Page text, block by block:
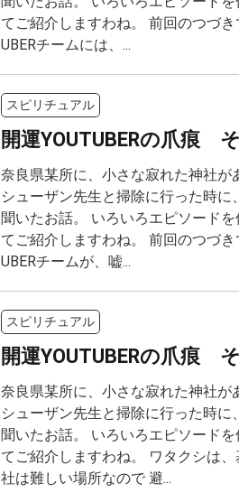
てご紹介しますわね。 前回のつづき
UBERチームには、...
スピリチュアル
開運YOUTUBERの爪痕
奈良県某所に、小さな寂れた神社が
シューザン先生と掃除に行った時に
聞いたお話。 いろいろエピソード
てご紹介しますわね。 前回のつづき
UBERチームが、嘘...
スピリチュアル
開運YOUTUBERの爪痕
奈良県某所に、小さな寂れた神社が
シューザン先生と掃除に行った時に
聞いたお話。 いろいろエピソード
てご紹介しますわね。 ワタクシは
社は難しい場所なので 避...